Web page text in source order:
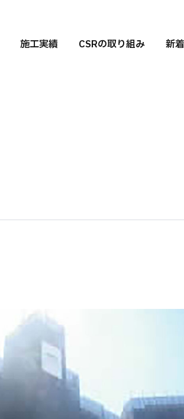
施工実績 CSRの取り組み 新